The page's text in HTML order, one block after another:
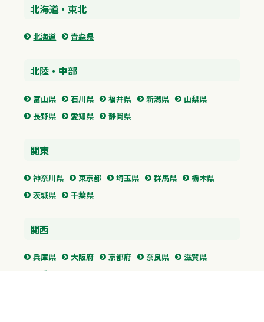
北海道・東北
北海道 青森県
北陸・中部
富山県 石川県 福井県 新潟県
山梨県
長野県
愛知県 静岡県
関東
神奈川県 東京都 埼玉県 群馬県
栃木県
茨城県
千葉県
関西
兵庫県 大阪府 京都府 奈良県
滋賀県
三重県